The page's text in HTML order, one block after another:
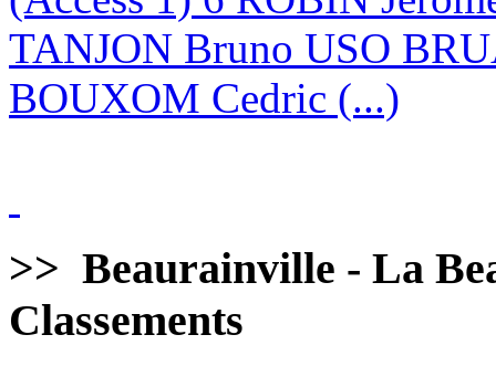
TANJON Bruno USO
BOUXOM Cedric (...)
>> Beaurainville - La
Classements